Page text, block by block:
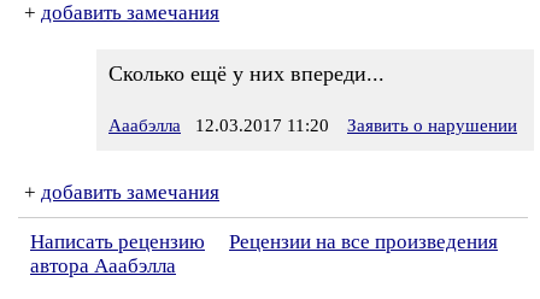
+ добавить замечания
Сколько ещё у них впереди...
Ааабэлла 12.03.2017 11:20 Заявить о нарушении
+ добавить замечания
Написать рецензию
Рецензии на все произведения
автора Ааабэлла